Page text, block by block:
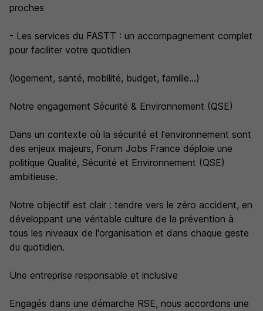
proches
- Les services du FASTT : un accompagnement complet
pour faciliter votre quotidien
(logement, santé, mobilité, budget, famille...)
Notre engagement Sécurité & Environnement (QSE)
Dans un contexte où la sécurité et l'environnement sont
des enjeux majeurs, Forum Jobs France déploie une
politique Qualité, Sécurité et Environnement (QSE)
ambitieuse.
Notre objectif est clair : tendre vers le zéro accident, en
développant une véritable culture de la prévention à
tous les niveaux de l'organisation et dans chaque geste
du quotidien.
Une entreprise responsable et inclusive
Engagés dans une démarche RSE, nous accordons une